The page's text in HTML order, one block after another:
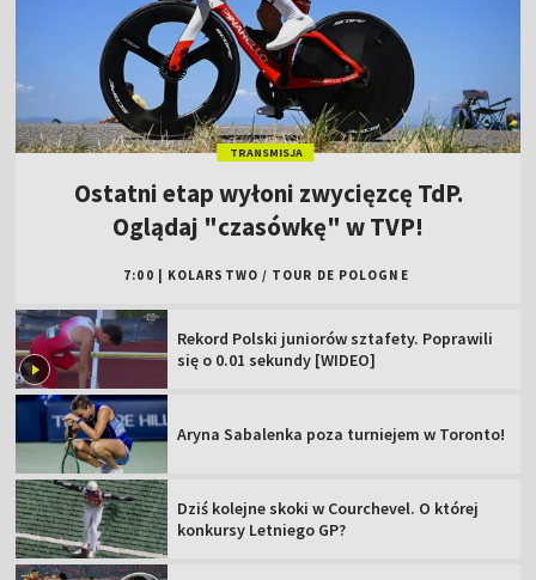
TRANSMISJA
Ostatni etap wyłoni zwycięzcę TdP.
Oglądaj "czasówkę" w TVP!
7:00 KOLARSTWO / TOUR DE POLOGNE
Rekord Polski juniorów sztafety. Poprawili
się o 0.01 sekundy [WIDEO]
Aryna Sabalenka poza turniejem w Toronto!
Dziś kolejne skoki w Courchevel. O której
konkursy Letniego GP?